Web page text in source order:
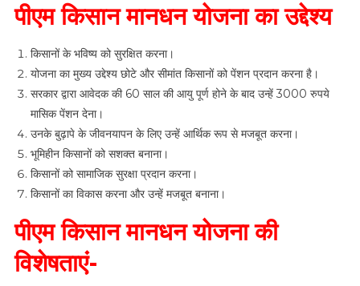
पीएम किसान मानधन योजना का उद्देश्य
किसानों के भविष्य को सुरक्षित करना।
योजना का मुख्य उद्देश्य छोटे और सीमांत किसानों को पेंशन प्रदान करना है।
सरकार द्वारा आवेदक की 60 साल की आयु पूर्ण होने के बाद उन्हें 3000 रुपये
मासिक पेंशन देना।
उनके बुढ़ापे के जीवनयापन के लिए उन्हें आर्थिक रूप से मजबूत करना।
भूमिहीन किसानों को सशक्त बनाना।
किसानों को सामाजिक सुरक्षा प्रदान करना।
किसानों का विकास करना और उन्हें मजबूत बनाना।
पीएम किसान मानधन योजना की
विशेषताएं-